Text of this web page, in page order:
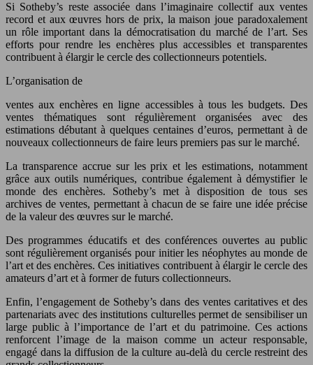
Si Sotheby’s reste associée dans l’imaginaire collectif aux ventes
record et aux œuvres hors de prix, la maison joue paradoxalement
un rôle important dans la démocratisation du marché de l’art. Ses
efforts pour rendre les enchères plus accessibles et transparentes
contribuent à élargir le cercle des collectionneurs potentiels.
L’organisation de
ventes aux enchères en ligne accessibles à tous les budgets. Des
ventes thématiques sont régulièrement organisées avec des
estimations débutant à quelques centaines d’euros, permettant à de
nouveaux collectionneurs de faire leurs premiers pas sur le marché.
La transparence accrue sur les prix et les estimations, notamment
grâce aux outils numériques, contribue également à démystifier le
monde des enchères. Sotheby’s met à disposition de tous ses
archives de ventes, permettant à chacun de se faire une idée précise
de la valeur des œuvres sur le marché.
Des programmes éducatifs et des conférences ouvertes au public
sont régulièrement organisés pour initier les néophytes au monde de
l’art et des enchères. Ces initiatives contribuent à élargir le cercle des
amateurs d’art et à former de futurs collectionneurs.
Enfin, l’engagement de Sotheby’s dans des ventes caritatives et des
partenariats avec des institutions culturelles permet de sensibiliser un
large public à l’importance de l’art et du patrimoine. Ces actions
renforcent l’image de la maison comme un acteur responsable,
engagé dans la diffusion de la culture au-delà du cercle restreint des